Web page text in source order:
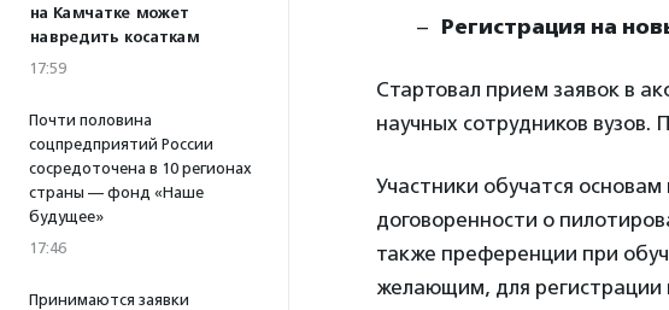
на Камчатке может
навредить косаткам
17:59
Почти половина
соцпредприятий России
сосредоточена в 10 регионах
страны — фонд «Наше
будущее»
17:46
Принимаются заявки
Регистрация на
Стартовал прием заявок в
научных сотрудников вузов.
Участники обучатся
договоренности о
также преференции при
желающим, для регистрации